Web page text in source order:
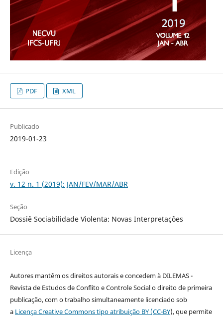
PDF XML
Publicado
2019-01-23
Edição
v. 12 n. 1 (2019): JAN/FEV/MAR/ABR
Seção
Dossiê Sociabilidade Violenta: Novas Interpretações
Licença
Autores mantêm os direitos autorais e concedem à DILEMAS -
Revista de Estudos de Conflito e Controle Social o direito de primeira
publicação, com o trabalho simultaneamente licenciado sob
a Licença Creative Commons tipo atribuição BY (CC-BY), que permite